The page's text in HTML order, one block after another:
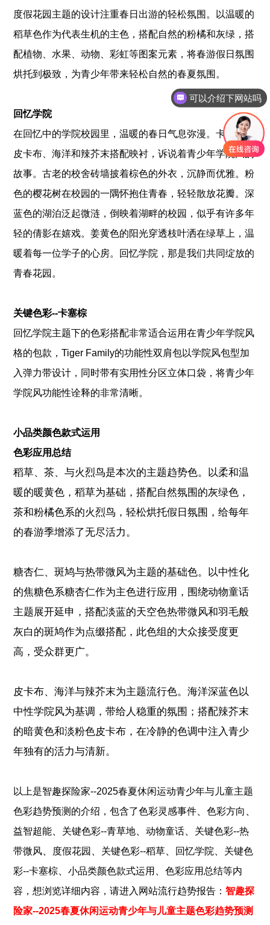
度假花园主题的设计注重春日出游的轻松氛围。以温暖的
稻草色作为代表生机的主色，搭配自然的粉橘和灰绿，搭
配植物、水果、动物、彩虹等图案元素，将春游假日氛围
烘托到极致，为青少年带来轻松自然的春夏氛围。
回忆学院
在回忆中的学院校园里，温暖的春日气息弥漫。卡塞棕、
皮卡布 、海洋和辣芥末搭配映衬，诉说着青少年学院风的
故事。古老的校舍砖墙披着棕色的外衣，沉静而优雅。粉
色的樱花树在校园的一隅怀抱住青春，轻轻散放花瓣。深
蓝色的湖泊泛起微涟，倒映着湖畔的校园，似乎有许多年
轻的倩影在嬉戏。姜黄色的阳光穿透枝叶洒在绿草上，温
暖着每一位学子的心房。回忆学院，那是我们共同绽放的
青春花园。
关键色彩--卡塞棕
回忆学院主题下的色彩搭配非常适合运用在青少年学院风
格的包款，Tiger Family的功能性双肩包以学院风包型加
入弹力带设计，同时带有实用性分区立体口袋，将青少年
学院风功能性诠释的非常清晰。
小品类颜色款式运用
色彩应用总结
稻草、茶、与火烈鸟是本次的主题趋势色。以柔和温
暖的暖黄色，稻草为基础，搭配自然氛围的灰绿色，
茶和粉橘色系的火烈鸟，轻松烘托假日氛围，给每年
的春游季增添了无尽活力。
糖杏仁、斑鸠与热带微风为主题的基础色。以中性化
的焦糖色系糖杏仁作为主色进行应用，围绕动物童话
主题展开延申，搭配淡蓝的天空色热带微风和羽毛般
灰白的斑鸠作为点缀搭配，此色组的大众接受度更
高，受众群更广。
皮卡布、海洋与辣芥末为主题流行色。海洋深蓝色以
中性学院风为基调，带给人稳重的氛围；搭配辣芥末
的暗黄色和淡粉色皮卡布，在冷静的色调中注入青少
年独有的活力与清新。
以上是智趣探险家--2025春夏休闲运动青少年与儿童主题
色彩趋势预测 的介绍，包含了色彩灵感事件、色彩方向 、
益智超能、 关键色彩--青草地、动物童话、 关键色彩--热
带微风、 度假花园 、 关键色彩--稻草、 回忆学院、 关键色
彩--卡塞棕、小品类颜色款式运用 、色彩应用总结等内
容，想浏览详细内容，请进入网站流行趋势报告：智趣探
险家--2025春夏休闲运动青少年与儿童主题色彩趋势预测
可以介绍下网站吗